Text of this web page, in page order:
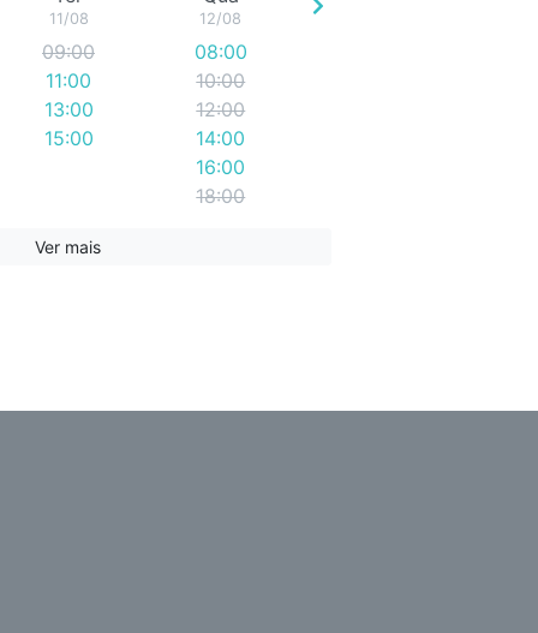
11/08
09:00
11:00
13:00
15:00
12/08
08:00
10:00
12:00
14:00
16:00
18:00
Ver mais